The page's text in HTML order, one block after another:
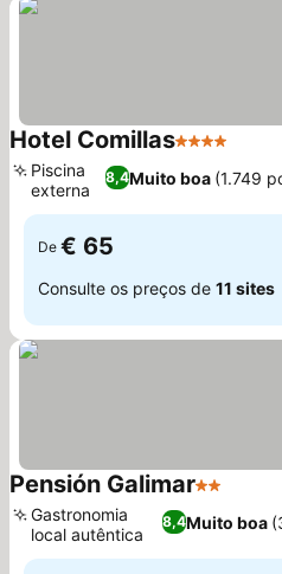
Hotel Comillas4 Estrelas
8,4Muito boa (1.749
Piscina
externa
De € 65
Consulte os preços de 11 sites
Pensión Galimar2 Estrelas
8,4Muito boa
Gastronomia
local autêntica